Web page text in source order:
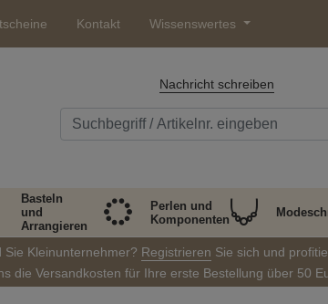
Kontakt Wissenswertes
Nachricht schreiben
Basteln
und
Arrangieren
Perlen und
Komponenten
Sie Kleinunternehmer? Registrieren Sie sich und
die Versandkosten für Ihre erste Bestellung über 50